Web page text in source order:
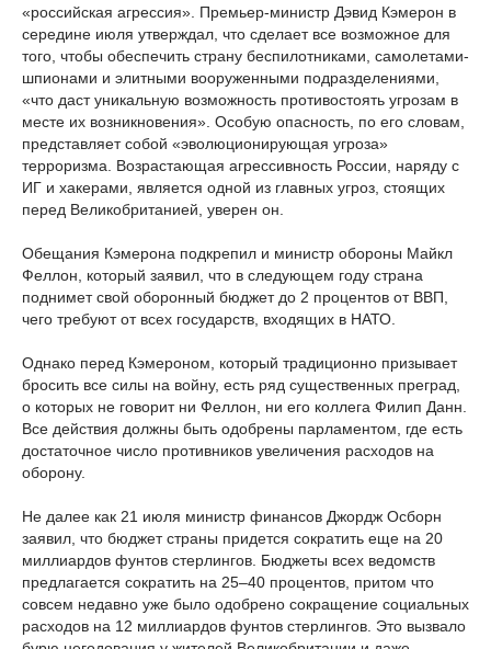
«российская агрессия». Премьер-министр Дэвид Кэмерон в
середине июля утверждал, что сделает все возможное для
того, чтобы обеспечить страну беспилотниками, самолетами-
шпионами и элитными вооруженными подразделениями,
«что даст уникальную возможность противостоять угрозам в
месте их возникновения». Особую опасность, по его словам,
представляет собой «эволюционирующая угроза»
терроризма. Возрастающая агрессивность России, наряду с
ИГ и хакерами, является одной из главных угроз, стоящих
перед Великобританией, уверен он.
Обещания Кэмерона подкрепил и министр обороны Майкл
Феллон, который заявил, что в следующем году страна
поднимет свой оборонный бюджет до 2 процентов от ВВП,
чего требуют от всех государств, входящих в НАТО.
Однако перед Кэмероном, который традиционно призывает
бросить все силы на войну, есть ряд существенных преград,
о которых не говорит ни Феллон, ни его коллега Филип Данн.
Все действия должны быть одобрены парламентом, где есть
достаточное число противников увеличения расходов на
оборону.
Не далее как 21 июля министр финансов Джордж Осборн
заявил, что бюджет страны придется сократить еще на 20
миллиардов фунтов стерлингов. Бюджеты всех ведомств
предлагается сократить на 25–40 процентов, притом что
совсем недавно уже было одобрено сокращение социальных
расходов на 12 миллиардов фунтов стерлингов. Это вызвало